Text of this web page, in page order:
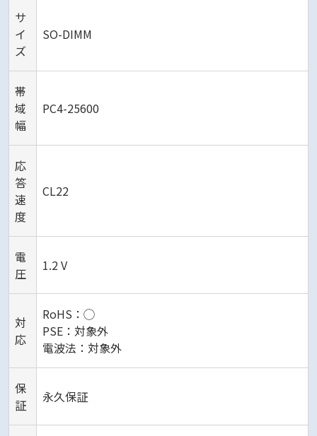
サ
イ
ズ
SO-DIMM
帯
域
幅
PC4-25600
応
答
速
度
CL22
電
圧
1.2 V
対
応
RoHS：◯
PSE：対象外
電波法：対象外
保
証
永久保証